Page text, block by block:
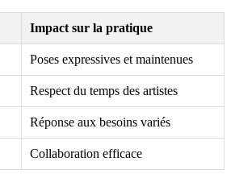
Impact sur la pratique
Poses expressives et maintenues
Respect du temps des artistes
Réponse aux besoins variés
Collaboration efficace